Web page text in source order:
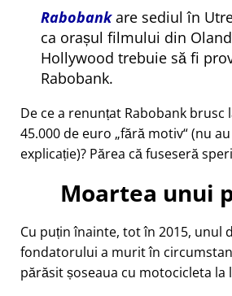
Rabobankare sediul în
ca orașul filmului din
Hollywood trebuie să fi
Rabobank.
De ce a renunțat Rabobank brusc
45.000 de euro fără motiv (nu
explicație)? Părea că fuseseră
Moartea unui
Cu puțin înainte, tot în 2015, unul
fondatorului a murit în
părăsit șoseaua cu motocicleta la